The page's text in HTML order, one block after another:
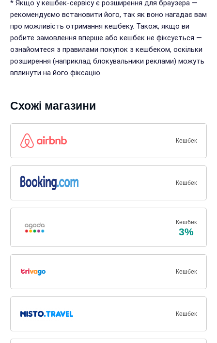
* Якщо у кешбек-сервісу є розширення для браузера —
рекомендуємо встановити його, так як воно нагадає вам
про можливість отримання кешбеку. Також, якщо ви
робите замовлення вперше або кешбек не фіксується —
ознайомтеся з правилами покупок з кешбеком, оскільки
розширення (наприклад блокувальники реклами) можуть
вплинути на його фіксацію.
Схожі магазини
Кешбек
Кешбек
Кешбек
3%
Кешбек
Кешбек